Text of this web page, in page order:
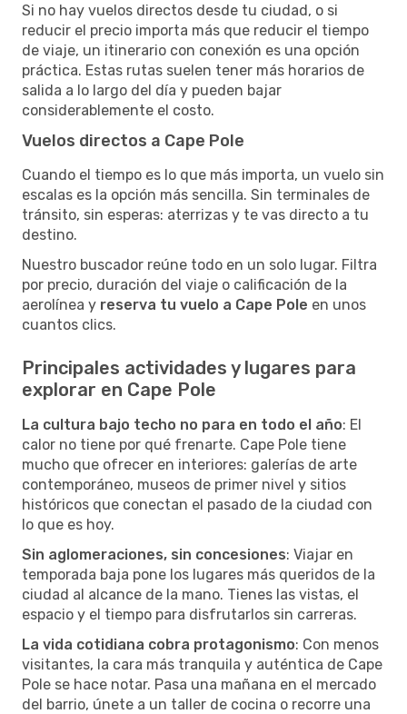
Si no hay vuelos directos desde tu ciudad, o si
reducir el precio importa más que reducir el tiempo
de viaje, un itinerario con conexión es una opción
práctica. Estas rutas suelen tener más horarios de
salida a lo largo del día y pueden bajar
considerablemente el costo.
Vuelos directos a Cape Pole
Cuando el tiempo es lo que más importa, un vuelo sin
escalas es la opción más sencilla. Sin terminales de
tránsito, sin esperas: aterrizas y te vas directo a tu
destino.
Nuestro buscador reúne todo en un solo lugar. Filtra
por precio, duración del viaje o calificación de la
aerolínea y reserva tu vuelo a Cape Pole en unos
cuantos clics.
Principales actividades y lugares para
explorar en Cape Pole
La cultura bajo techo no para en todo el año: El
calor no tiene por qué frenarte. Cape Pole tiene
mucho que ofrecer en interiores: galerías de arte
contemporáneo, museos de primer nivel y sitios
históricos que conectan el pasado de la ciudad con
lo que es hoy.
Sin aglomeraciones, sin concesiones: Viajar en
temporada baja pone los lugares más queridos de la
ciudad al alcance de la mano. Tienes las vistas, el
espacio y el tiempo para disfrutarlos sin carreras.
La vida cotidiana cobra protagonismo: Con menos
visitantes, la cara más tranquila y auténtica de Cape
Pole se hace notar. Pasa una mañana en el mercado
del barrio, únete a un taller de cocina o recorre una